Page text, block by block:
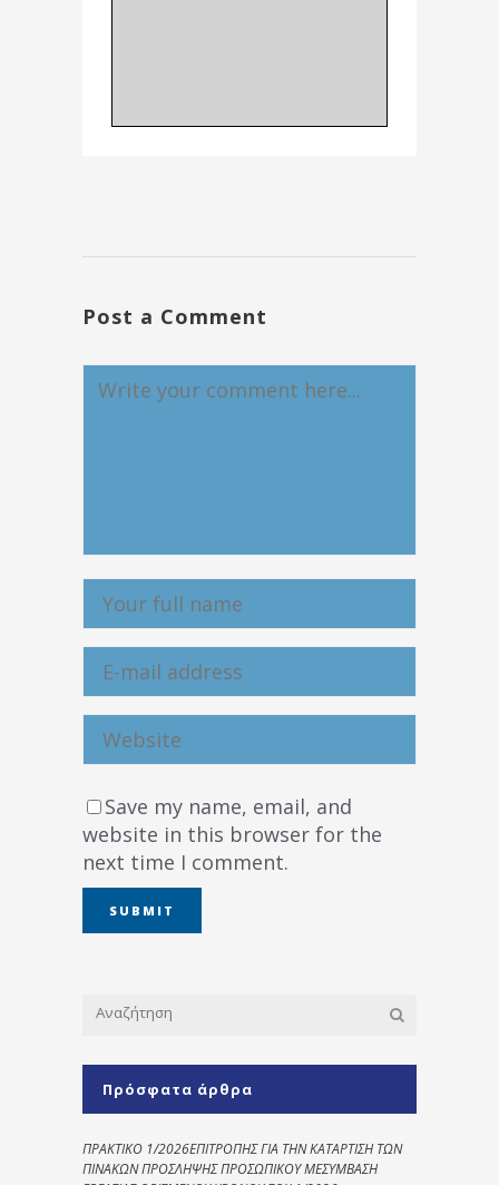
Post a Comment
Save my name, email, and
website in this browser for the
next time I comment.
Πρόσφατα άρθρα
ΠΡΑΚΤΙΚΟ 1/2026ΕΠΙΤΡΟΠΗΣ ΓΙΑ ΤΗΝ ΚΑΤΑΡΤΙΣΗ ΤΩΝ
ΠΙΝΑΚΩΝ ΠΡΟΣΛΗΨΗΣ ΠΡΟΣΩΠΙΚΟΥ ΜΕΣΥΜΒΑΣΗ